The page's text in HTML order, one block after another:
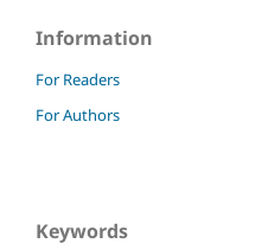
Information
For Readers
For Authors
Keywords